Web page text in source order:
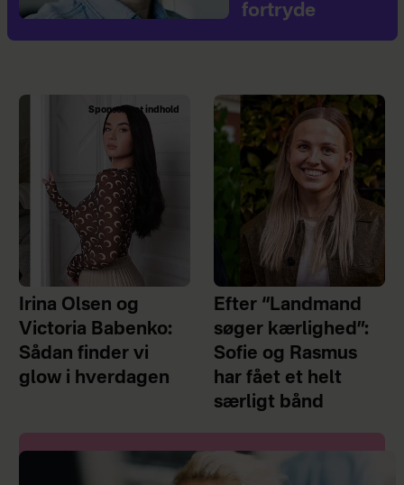
fortryde
Sponsoreret indhold
Irina Olsen og
Victoria Babenko:
Sådan finder vi
glow i hverdagen
Efter “Landmand
søger kærlighed”:
Sofie og Rasmus
har fået et helt
særligt bånd